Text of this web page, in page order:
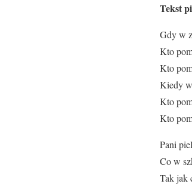
Tekst
Gdy w
Kto
Kto
Kiedy
Kto
Kto
Pani
Co w
Tak jak